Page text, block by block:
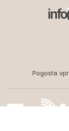
Pogosta